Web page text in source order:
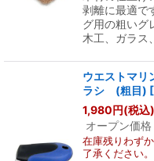
剥離に最適で
グ用の粗いグ
木工、ガラス
ウエストマ
ラシ (粗目) [
1,980円(税込)
オープン価格
在庫残りわず
了承ください。